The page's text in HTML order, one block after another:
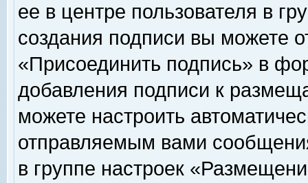
ее в центре пользователя в
создания подписи вы можете
«Присоединить подпись» в
добавления подписи к
можете настроить
отправляемым вами
в группе настроек